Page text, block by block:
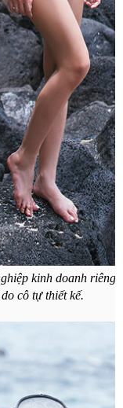
kinh doanh riêng
cô tự thiết kế.